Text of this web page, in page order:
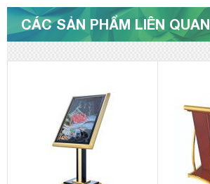
CÁC SẢN PHẨM LIÊN QUAN